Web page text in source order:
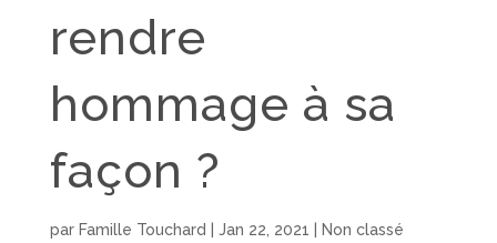
rendre
hommage à sa
façon ?
par Famille Touchard Jan 22, 2021 Non classé